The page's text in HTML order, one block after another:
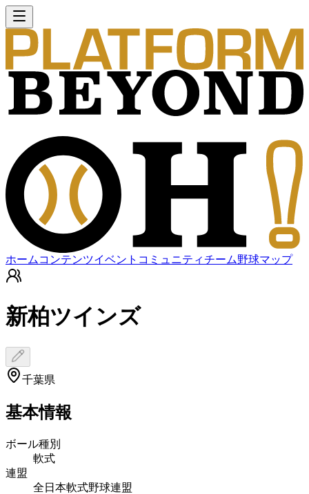
ホーム コンテンツイベント コミュニティチーム野球マップ
新柏ツインズ
千葉県
基本情報
ボール種別
軟式
連盟
全日本軟式野球連盟